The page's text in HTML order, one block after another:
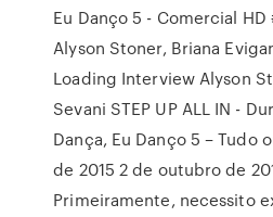
Eu Danço 5 - Comercial
Alyson Stoner, Briana
Loading Interview Alyson
Sevani STEP UP ALL IN -
Dança, Eu Danço 5 – Tudo
de 2015 2 de outubro de
Primeiramente, necessito